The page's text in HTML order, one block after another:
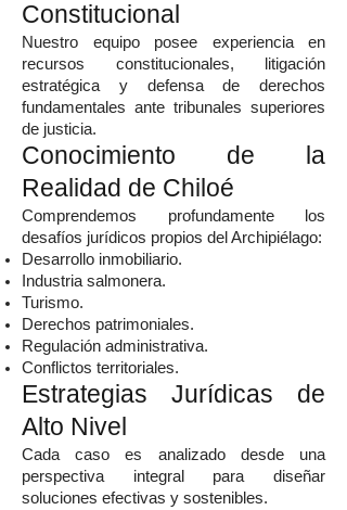
Constitucional
Nuestro equipo posee experiencia en
recursos constitucionales, litigación
estratégica y defensa de derechos
fundamentales ante tribunales superiores
de justicia.
Conocimiento de la
Realidad de Chiloé
Comprendemos profundamente los
desafíos jurídicos propios del Archipiélago:
Desarrollo inmobiliario.
Industria salmonera.
Turismo.
Derechos patrimoniales.
Regulación administrativa.
Conflictos territoriales.
Estrategias Jurídicas de
Alto Nivel
Cada caso es analizado desde una
perspectiva integral para diseñar
soluciones efectivas y sostenibles.